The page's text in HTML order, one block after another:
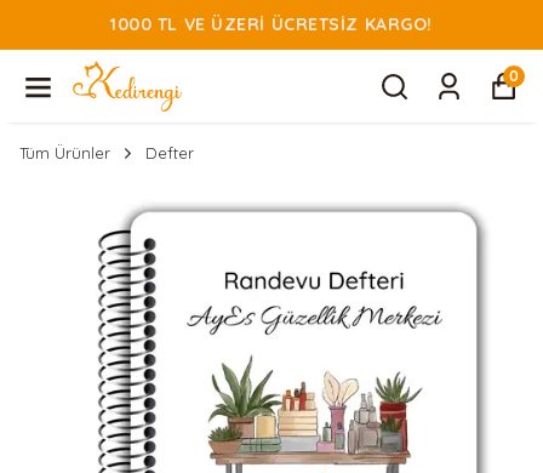
1000 TL VE ÜZERI ÜCRETSIZ KARGO!
0
Tüm Ürünler Defter